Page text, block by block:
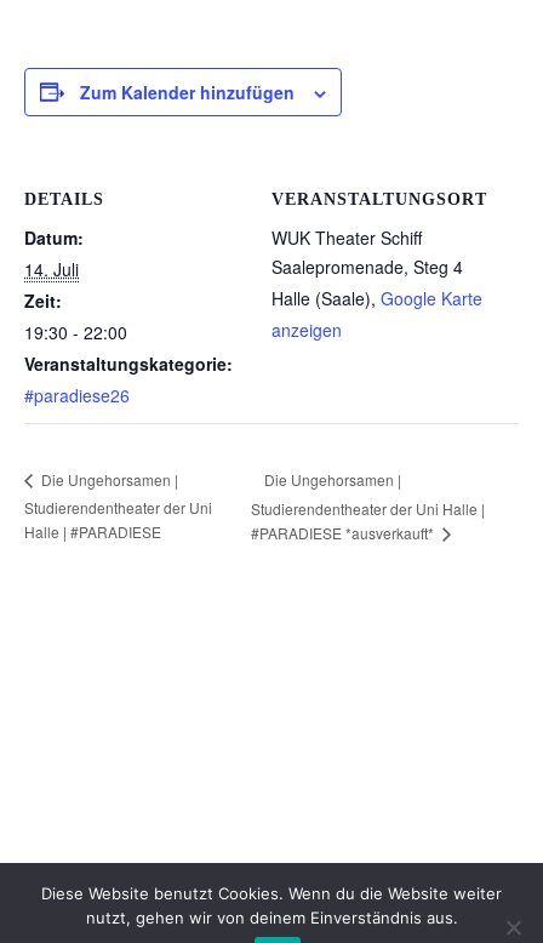
Zum Kalender hinzufügen
DETAILS
Datum:
14. Juli
Zeit:
19:30 - 22:00
Veranstaltungskategorie:
#paradiese26
VERANSTALTUNGSORT
WUK Theater Schiff
Saalepromenade, Steg 4
Halle (Saale), Google Karte
anzeigen
Die Ungehorsamen |
Studierendentheater der Uni
Halle | #PARADIESE
Die Ungehorsamen |
Studierendentheater der Uni Halle |
#PARADIESE *ausverkauft*
Diese Website benutzt Cookies. Wenn du die Website weiter
nutzt, gehen wir von deinem Einverständnis aus.